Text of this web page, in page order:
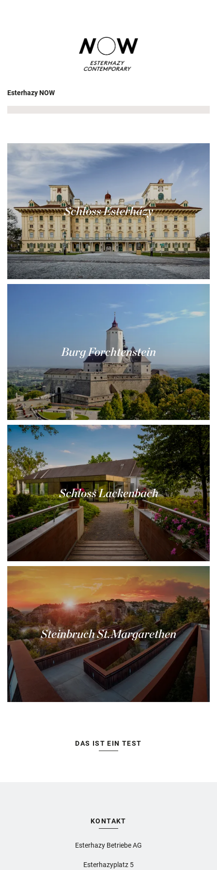
Esterhazy NOW
Schloss Esterházy
Burg Forchtenstein
Schloss Lackenbach
Steinbruch St.Margarethen
DAS IST EIN TEST
KONTAKT
Esterhazy Betriebe AG
Esterhazyplatz 5